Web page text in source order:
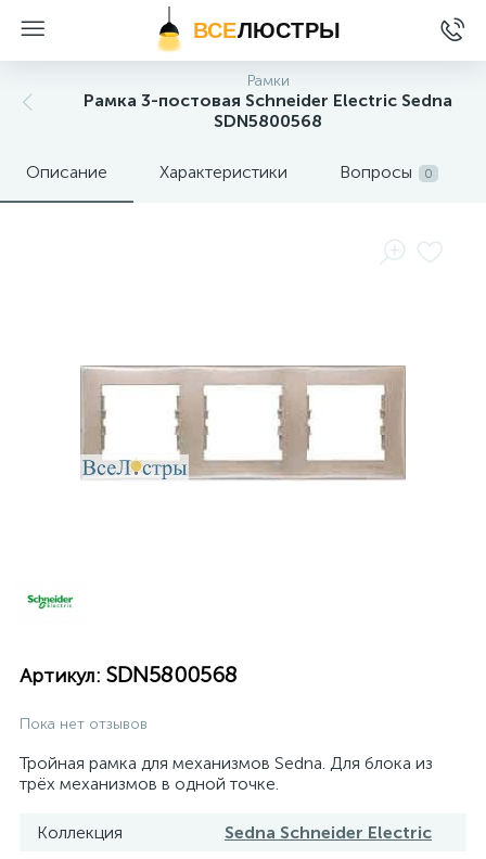
ВСЕЛЮСТРЫ
Рамки
Рамка 3-постовая Schneider Electric Sedna
SDN5800568
Описание Характеристики Вопросы 0
Артикул: SDN5800568
Пока нет отзывов
Тройная рамка для механизмов Sedna. Для блока из
трёх механизмов в одной точке.
Коллекция
Sedna Schneider Electric